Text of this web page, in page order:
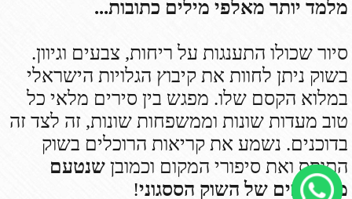
מהטעמים של השוק הססגוני!
הסיורים מתקיימים ב: שוק מחנה יהודה, נצרת,
בני ברק, שוק אשקלון, אשדוד-רובע ו, שוק
לוינסקי, שוק הכרמל, שוק הפשפשים, שוק
העובדים הזרים בתחנה מרכזית חדשה תל
אביב (לא כשר), שכונת התקווה.
ועכשיו חדש! סיור טעימות ליילי בשוק מחנה
יהודה!